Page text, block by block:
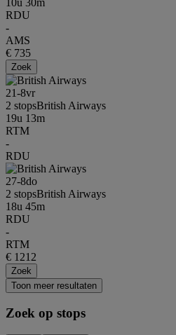
RDU
-
AMS
€ 735
Zoek
21-8vr
2 stopsBritish Airways
19u 13m
RTM
-
RDU
27-8do
2 stopsBritish Airways
18u 45m
RDU
-
RTM
€ 1212
Zoek
Toon meer resultaten
Zoek op stops